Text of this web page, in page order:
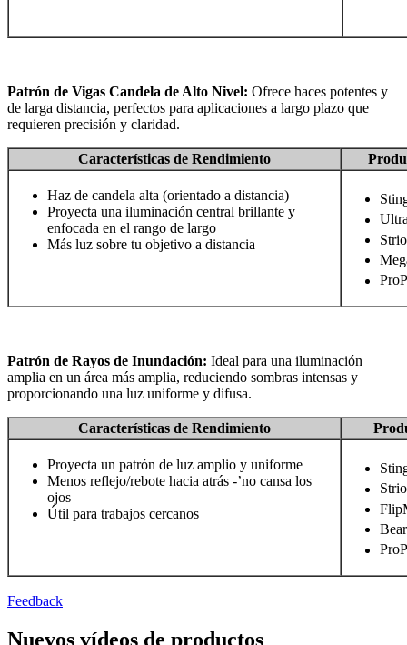
Patrón de Vigas Candela de Alto Nivel: Ofrece haces potentes y
de larga distancia, perfectos para aplicaciones a largo plazo que
requieren precisión y claridad.
Características de Rendimiento
Haz de candela alta (orientado a distancia)
Proyecta una iluminación central brillante y
enfocada en el rango de largo
Más luz sobre tu objetivo a distancia
Patrón de Rayos de Inundación: Ideal para una iluminación
amplia en un área más amplia, reduciendo sombras intensas y
proporcionando una luz uniforme y difusa.
Características de Rendimiento
Proyecta un patrón de luz amplio y uniforme
Menos reflejo/rebote hacia atrás -’no cansa los
ojos
Útil para trabajos cercanos
Feedback
Nuevos vídeos de productos